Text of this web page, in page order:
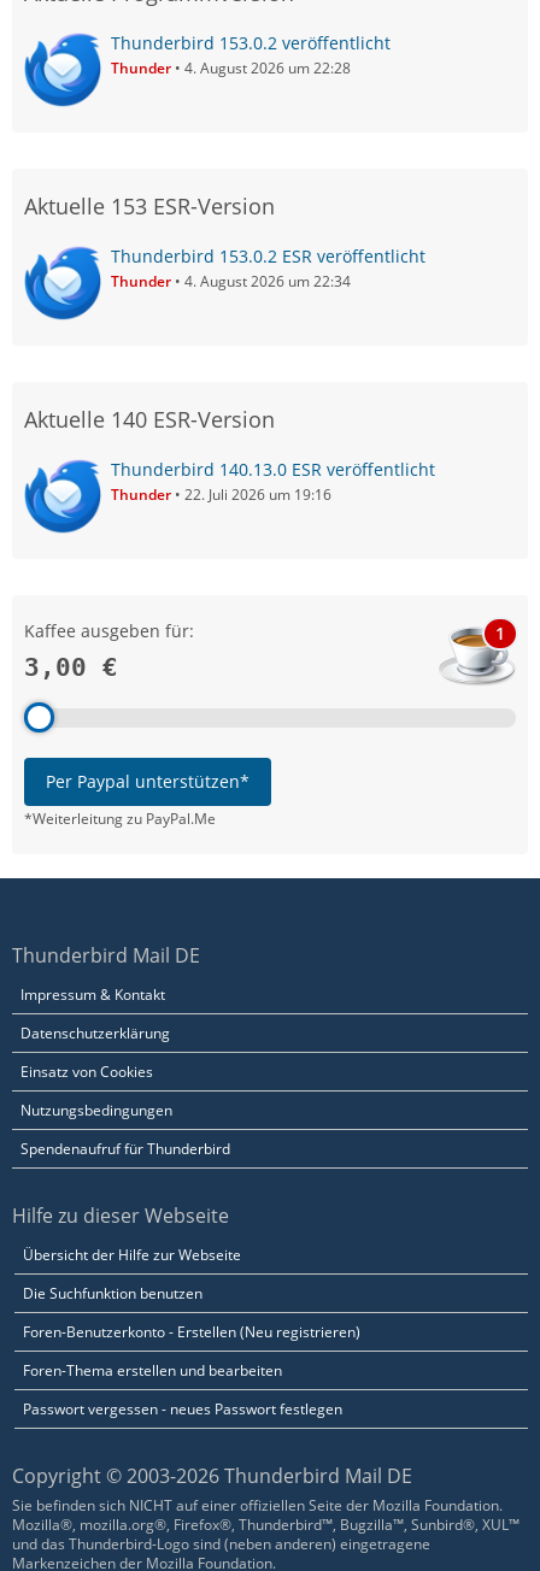
Thunderbird 153.0.2 veröffentlicht
Thunder 4. August 2026 um 22:28
Aktuelle 153 ESR-Version
Thunderbird 153.0.2 ESR veröffentlicht
Thunder 4. August 2026 um 22:34
Aktuelle 140 ESR-Version
Thunderbird 140.13.0 ESR veröffentlicht
Thunder 22. Juli 2026 um 19:16
Kaffee ausgeben für:
3,00 €
1
Per Paypal unterstützen*
*Weiterleitung zu PayPal.Me
Thunderbird Mail DE
Impressum & Kontakt
Datenschutzerklärung
Einsatz von Cookies
Nutzungsbedingungen
Spendenaufruf für Thunderbird
Hilfe zu dieser Webseite
Übersicht der Hilfe zur Webseite
Die Suchfunktion benutzen
Foren-Benutzerkonto - Erstellen (Neu registrieren)
Foren-Thema erstellen und bearbeiten
Passwort vergessen - neues Passwort festlegen
Copyright © 2003-2026 Thunderbird Mail DE
Sie befinden sich NICHT auf einer offiziellen Seite der Mozilla Foundation.
Mozilla®, mozilla.org®, Firefox®, Thunderbird™, Bugzilla™, Sunbird®, XUL™
und das Thunderbird-Logo sind (neben anderen) eingetragene
Markenzeichen der Mozilla Foundation.